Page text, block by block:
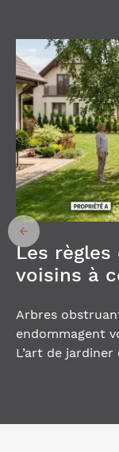
Les
voisins à
Arbres
endommagent
L’art de jardiner